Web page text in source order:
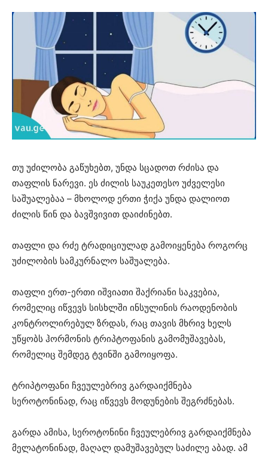
თუ უძილობა გაწუხებთ, უნდა სცადოთ რძისა და
თაფლის ნარევი. ეს ძილის საუკეთესო უძველესი
საშუალებაა – მხოლოდ ერთი ჭიქა უნდა დალიოთ
ძილის წინ და ბავშვივით დაიძინებთ.
თაფლი და რძე ტრადიციულად გამოიყენება როგორც
უძილობის სამკურნალო საშუალება.
თაფლი ერთ-ერთი იშვიათი შაქრიანი საკვებია,
რომელიც იწვევს სისხლში ინსულინის რაოდენობის
კონტროლირებულ ზრდას, რაც თავის მხრივ ხელს
უწყობს ჰორმონის ტრიპტოფანის გამომუშავებას,
რომელიც შემდეგ ტვინში გამოიყოფა.
ტრიპტოფანი ჩვეულებრივ გარდაიქმნება
სეროტონინად, რაც იწვევს მოდუნების შეგრძნებას.
გარდა ამისა, სეროტონინი ჩვეულებრივ გარდაიქმნება
მელატონინად, მაღალ დამუშავებულ საძილე აბად. ამ